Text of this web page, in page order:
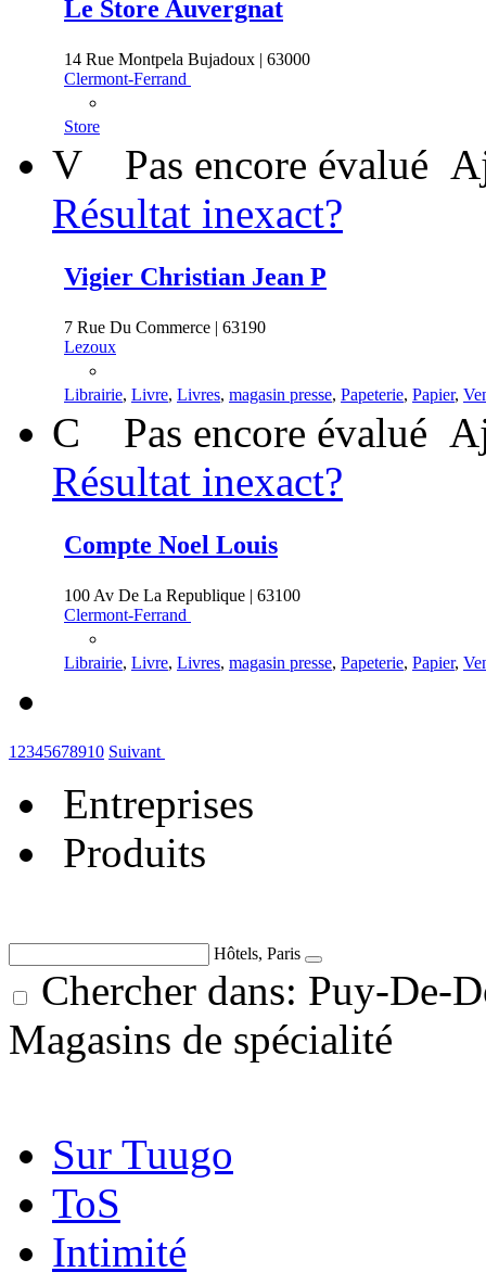
Le Store Auvergnat
14 Rue Montpela Bujadoux | 63000
Clermont-Ferrand
Store
V Pas encore évalué
Résultat inexact?
Vigier Christian Jean P
7 Rue Du Commerce | 63190
Lezoux
Librairie, Livre, Livres, magasin presse, Papeterie, Papier,
C Pas encore évalué
Résultat inexact?
Compte Noel Louis
100 Av De La Republique | 63100
Clermont-Ferrand
Librairie, Livre, Livres, magasin presse, Papeterie, Papier,
1 2345678910 Suivant
Entreprises
Produits
Hôtels, Paris
Chercher dans: Puy-De-
Magasins de spécialité
Sur Tuugo
ToS
Intimité